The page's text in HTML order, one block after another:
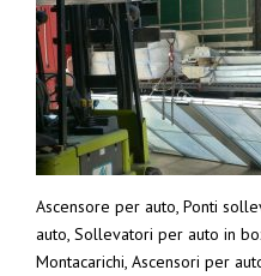
Ascensore per auto, Ponti
auto, Sollevatori per auto in
Montacarichi, Ascensori per